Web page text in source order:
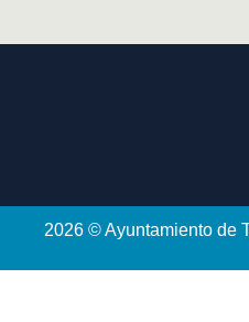
2026 © Ayuntamiento de